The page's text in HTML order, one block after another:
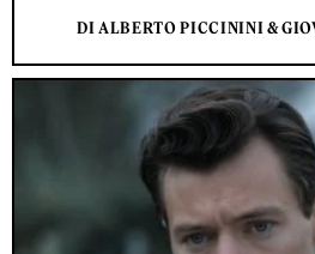
DI ALBERTO PICCININI &